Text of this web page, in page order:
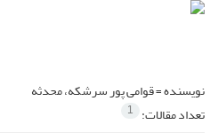
نویسنده =قوامی پور سرشکه، محدثه
تعداد مقالات: 1